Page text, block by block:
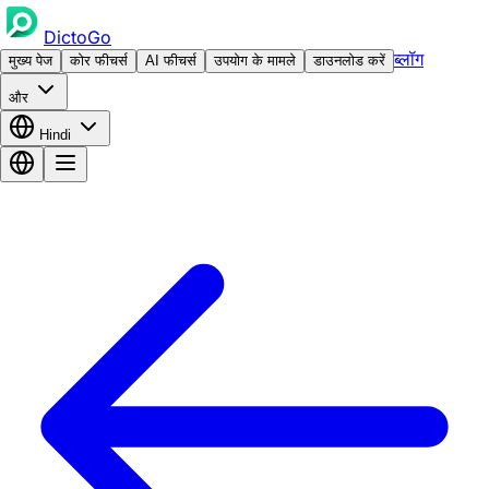
DictoGo
मुख्य पेज कोर फीचर्स AI फीचर्स उपयोग के मामले डाउनलोड करें ब्लॉग
और
Hindi